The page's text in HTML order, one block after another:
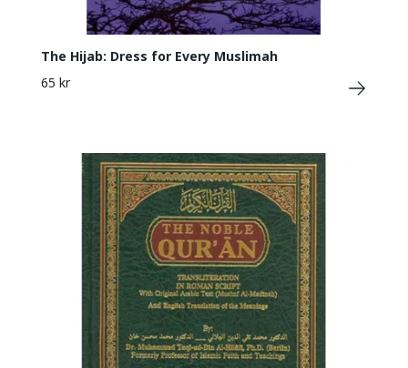
The Hijab: Dress for Every Muslimah
65 kr